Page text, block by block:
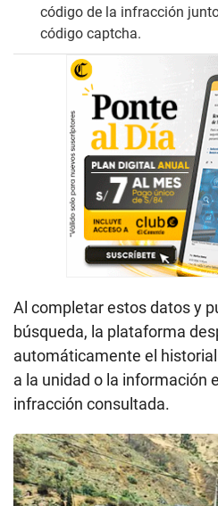
código de la infracción
código captcha.
Al completar estos datos y
búsqueda, la plataforma
automáticamente el
a la unidad o la información
infracción consultada.